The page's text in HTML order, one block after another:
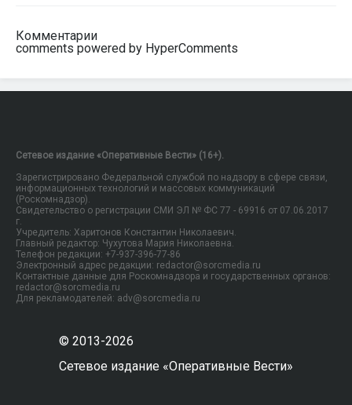
Комментарии
comments powered by HyperComments
Сетевое издание «Оперативные Вести» (16+).
Зарегистрировано Федеральной службой по надзору в сфере связи,
информационных технологий и массовых коммуникаций
(Роскомнадзор).
Свидетельство о регистрации СМИ ЭЛ № ФС 77 - 69916 от 07.06.2017
г.
Учредитель: Харитонов Константин Николаевич.
Главный редактор: Чухутова Мария Николаевна.
Телефон редакции: +7-937-396-77-86
Электронный адрес редакции: redactor@sorcmedia.ru
Контактные данные для Роскомнадзора и государственных органов:
redactor@sorcmedia.ru
Для рекламодателей: adv@sorcmedia.ru
© 2013-2026
Сетевое издание «Оперативные Вести»